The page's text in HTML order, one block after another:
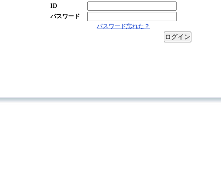
ID
パスワード
パスワード忘れた？